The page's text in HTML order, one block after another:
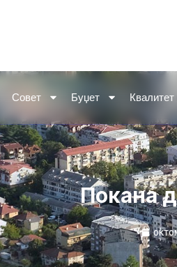
Совет Буџет
Покана